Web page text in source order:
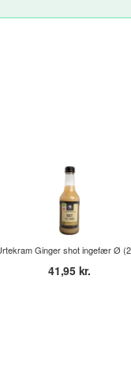
Ginger shot ingefær Ø
41,95 kr.